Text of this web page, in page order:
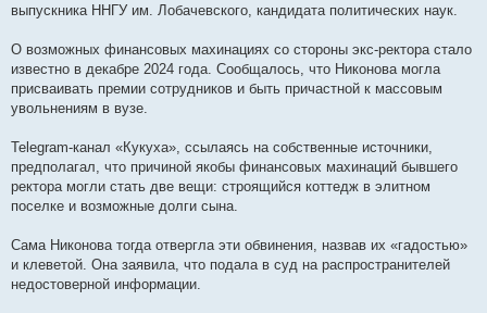
выпускника ННГУ им. Лобачевского, кандидата политических наук.
О возможных финансовых махинациях со стороны экс-ректора стало
известно в декабре 2024 года. Сообщалось, что Никонова могла
присваивать премии сотрудников и быть причастной к массовым
увольнениям в вузе.
Telegram-канал «Кукуха», ссылаясь на собственные источники,
предполагал, что причиной якобы финансовых махинаций бывшего
ректора могли стать две вещи: строящийся коттедж в элитном
поселке и возможные долги сына.
Сама Никонова тогда отвергла эти обвинения, назвав их «гадостью»
и клеветой. Она заявила, что подала в суд на распространителей
недостоверной информации.